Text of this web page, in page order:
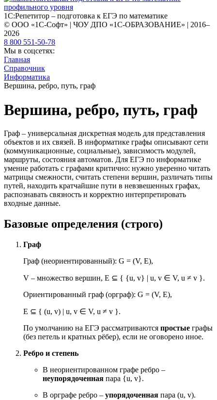
1С:Репетитор – подготовка к ЕГЭ по математике
© ООО «1С-Софт» | ЧОУ ДПО «1С-ОБРАЗОВАНИЕ» | 2016–
2026
8 800 551-50-78
Мы в соцсетях:
Главная
Справочник
Информатика
Вершина, ребро, путь, граф
Вершина, ребро, путь, граф
Граф – универсальная дискретная модель для представления
объектов и их связей. В информатике графы описывают сети
(коммуникационные, социальные), зависимость модулей,
маршруты, состояния автоматов. Для ЕГЭ по информатике
умение работать с графами критично: нужно уверенно читать
матрицы смежности, считать степени вершин, различать типы
путей, находить кратчайшие пути в невзвешенных графах,
распознавать связность и корректно интерпретировать
входные данные.
Базовые определения (строго)
Граф
Граф (неориентированный): G = (V, E),
V – множество вершин, E ⊆ { {u, v} | u, v ∈ V, u ≠ v }.
Ориентированный граф (орграф): G = (V, E),
E ⊆ { (u, v) | u, v ∈ V, u ≠ v }.
По умолчанию на ЕГЭ рассматриваются простые графы
(без петель и кратных рёбер), если не оговорено иное.
Ребро и степень
В неориентированном графе ребро –
неупорядоченная пара {u, v}.
В орграфе ребро – упорядоченная пара (u, v).